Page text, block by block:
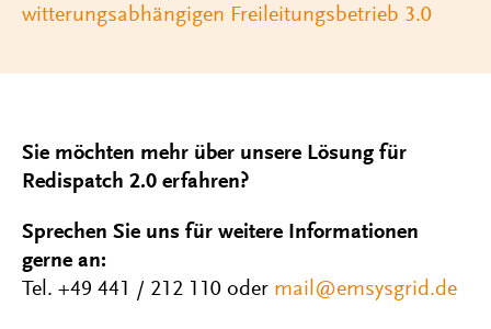
witterungsabhängigen Freileitungsbetrieb 3.0
Sie möchten mehr über unsere Lösung für
Redispatch 2.0 erfahren?
Sprechen Sie uns für weitere Informationen
gerne an:
Tel. +49 441 / 212 110 oder mail@emsysgrid.de